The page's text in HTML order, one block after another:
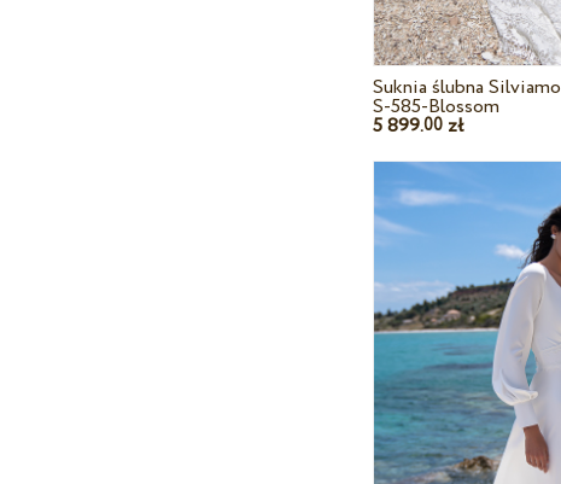
Suknia ślubna Silviamo
S-585-Blossom
5 899.00 zł